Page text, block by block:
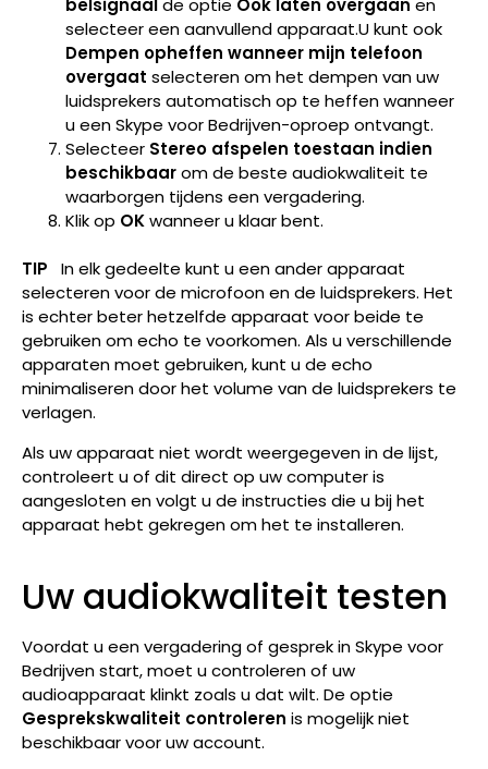
belsignaal de optie Ook laten overgaan en
selecteer een aanvullend apparaat.U kunt ook
Dempen opheffen wanneer mijn telefoon
overgaat selecteren om het dempen van uw
luidsprekers automatisch op te heffen wanneer
u een Skype voor Bedrijven-oproep ontvangt.
Selecteer Stereo afspelen toestaan indien
beschikbaarom de beste audiokwaliteit te
waarborgen tijdens een vergadering.
Klik op OKwanneer u klaar bent.
TIP
In elk gedeelte kunt u een ander apparaat
selecteren voor de microfoon en de luidsprekers. Het
is echter beter hetzelfde apparaat voor beide te
gebruiken om echo te voorkomen. Als u verschillende
apparaten moet gebruiken, kunt u de echo
minimaliseren door het volume van de luidsprekers te
verlagen.
Als uw apparaat niet wordt weergegeven in de lijst,
controleert u of dit direct op uw computer is
aangesloten en volgt u de instructies die u bij het
apparaat hebt gekregen om het te installeren.
Uw audiokwaliteit testen
Voordat u een vergadering of gesprek in Skype voor
Bedrijven start, moet u controleren of uw
audioapparaat klinkt zoals u dat wilt. De optie
Gesprekskwaliteit controleren is mogelijk niet
beschikbaar voor uw account.